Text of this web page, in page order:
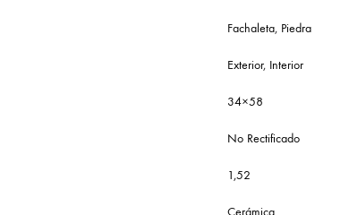
Fachaleta, Piedra
Exterior, Interior
34×58
No Rectificado
1,52
Cerámica